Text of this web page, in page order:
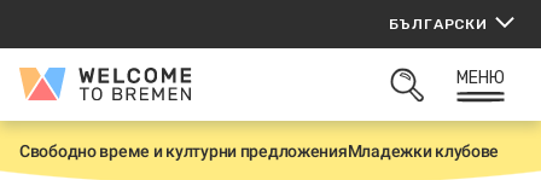
съдържанието
БЪЛГАРСКИ
Welcome
Bremen
ОТВОРИ
МЕНЮ
Н
Свободно време и културни предложенияМладежки клубове